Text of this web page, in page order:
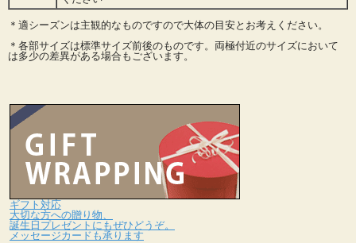
＊適シーズンは主観的なものですので大体の目安とお考えください。
＊各部サイズは標準サイズ前後のものです。両極付近のサイズにおいて
は多少の差異がある場合もございます。
ギフト対応
大切な方への贈り物、
誕生日プレゼントにもぜひどうぞ。
メッセージカードも承ります